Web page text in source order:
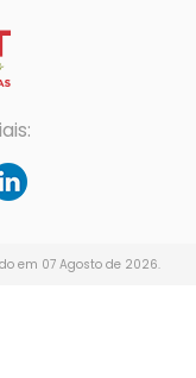
em 07 Agosto de 2026.